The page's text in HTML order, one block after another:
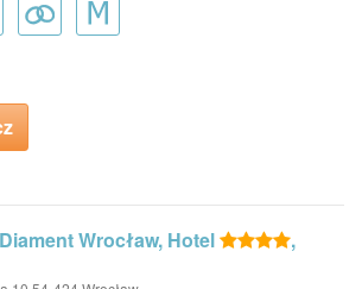
Wrocław, Hotel ,